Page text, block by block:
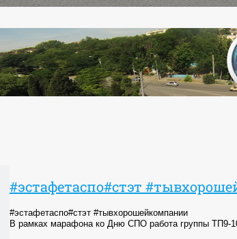
#эстафетаспо#стэт
#эстафетаспо#стэт #тывхорошейкомпании
В рамках марафона ко Дню СПО работа группы ТП9-